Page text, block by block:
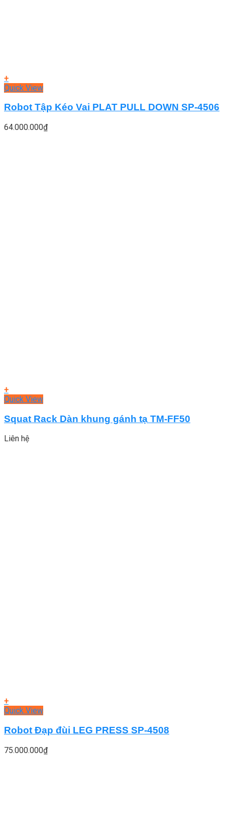
+
Quick View
Robot Tập Kéo Vai PLAT PULL DOWN SP-4506
64.000.000₫
+
Quick View
Squat Rack Dàn khung gánh tạ TM-FF50
Liên hệ
+
Quick View
Robot Đạp đùi LEG PRESS SP-4508
75.000.000₫